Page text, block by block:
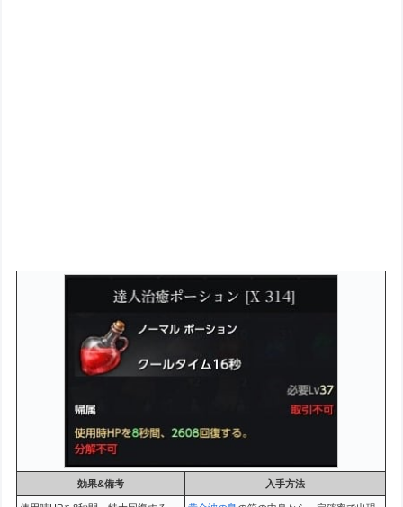
効果&備考 入手方法